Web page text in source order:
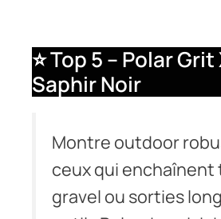
⭐ Top 5 – Polar Grit
Saphir Noir
Montre outdoor
ceux qui enchaînent
gravel ou sorties